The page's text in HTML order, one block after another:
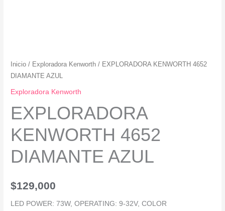
Inicio / Exploradora Kenworth / EXPLORADORA KENWORTH 4652
DIAMANTE AZUL
Exploradora Kenworth
EXPLORADORA
KENWORTH 4652
DIAMANTE AZUL
$129,000
LED POWER: 73W, OPERATING: 9-32V, COLOR